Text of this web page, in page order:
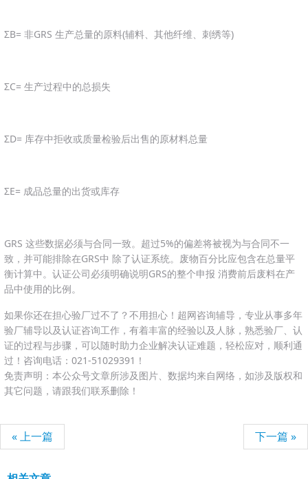
ΣB= 非GRS 生产总量的原料(辅料、其他纤维、刺绣等)
ΣC= 生产过程中的总损失
ΣD= 库存中拒收或质量检验后出售的原材料总量
ΣE= 成品总量的出货或库存
GRS 这些数据必须与合同一致。超过5%的偏差将被视为与合同不一
致，并可能排除在GRS中 除了认证系统。废物百分比应包含在总量平
衡计算中。认证公司必须明确说明GRS的整个申报 消费前后废料在产
品中使用的比例。
如果你还在担心验厂过不了？不用担心！超网咨询辅导，专业从事多年
验厂辅导以及认证咨询工作，有着丰富的经验以及人脉，熟悉验厂、认
证的过程与步骤，可以随时助力企业解决认证难题，轻松应对，顺利通
过！咨询电话：021-51029391！
免责声明：本公众号文章所涉及图片、数据均来自网络，如涉及版权和
其它问题，请跟我们联系删除！
« 上一篇 下一篇 »